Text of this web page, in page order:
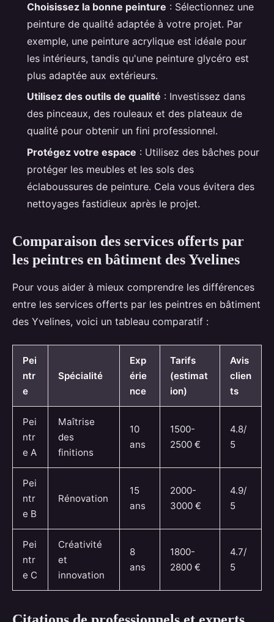
Choisissez la bonne peinture : Sélectionnez une
peinture de qualité adaptée à votre projet. Par
exemple, une peinture acrylique est idéale pour
les intérieurs, tandis qu'une peinture glycéro est
plus adaptée aux extérieurs.
Utilisez des outils de qualité : Investissez dans
des pinceaux, des rouleaux et des plateaux de
qualité pour obtenir un fini professionnel.
Protégez votre espace : Utilisez des bâches pour
protéger les meubles et les sols des
éclaboussures de peinture. Cela vous évitera des
nettoyages fastidieux après le projet.
Comparaison des services offerts par
les peintres en bâtiment des Yvelines
Pour vous aider à mieux comprendre les différences
entre les services offerts par les peintres en bâtiment
des Yvelines, voici un tableau comparatif :
Pei
ntr
e
Spécialité
Exp
érie
nce
Tarifs
(estimat
ion)
Avis
clien
ts
Pei
ntr
e A
Maîtrise
des
finitions
10
ans
1500-
2500 €
4.8/
5
Pei
ntr
e B
Rénovation
15
ans
2000-
3000 €
4.9/
5
Pei
ntr
e C
Créativité
et
innovation
8
ans
1800-
2800 €
4.7/
5